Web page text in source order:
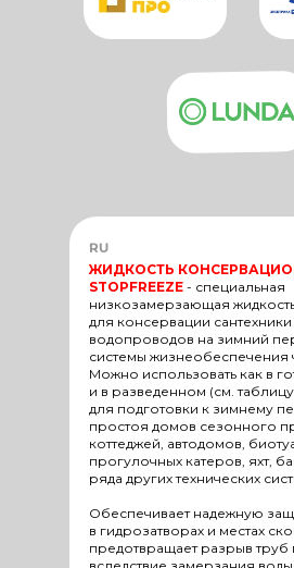
ЖИДКОСТЬ
STOPFREEZE - специальная
низкозамерзающая
для консервации сантехники
водопроводов на зимний
системы жизнеобеспечения
Можно использовать как в
и в разведенном (см.
для подготовки к зимнему
простоя домов сезонного
коттеджей, автодомов,
прогулочных катеров, яхт,
ряда других технических
Обеспечивает надежную
в гидрозатворах и местах
предотвращает разрыв труб
RU